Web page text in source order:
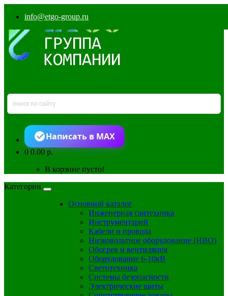
info@etgo-group.ru
Написать в MAX
00.00 р.
В корзине пусто!
Категории
Основной каталог
Инженерная сантехника
Инструментарий
Кабели и провода
Низковольтное оборудование (НВО)
Обогрев и вентиляция
Оборудование 6-10кВ
Светотехника
Системы безопасности
Электрические щиты